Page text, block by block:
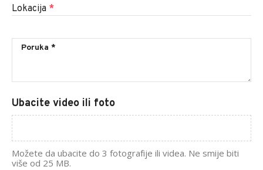
Lokacija *
Ubacite video ili foto
Možete da ubacite do 3 fotografije ili videa. Ne smije biti
više od 25 MB.